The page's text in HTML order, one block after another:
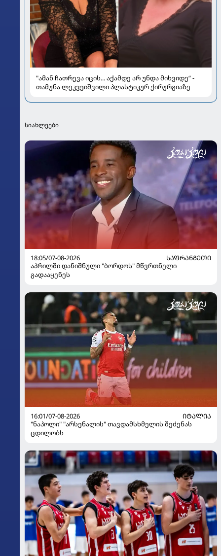
"ამან ჩათრევა იცის... აქამდე არ უნდა მიხვიდე“ -
თამუნა ლეკვეიშვილი პლასტიკურ ქირურგიაზე
სიახლეები
18:05/07-08-2026
ᲡᲐᲤᲠᲐᲜᲒᲔᲗᲘ
აპრილში დანიშნული "ბორდოს" მწვრთნელი
გადააყენეს
16:01/07-08-2026
ᲘᲢᲐᲚᲘᲐ
"ნაპოლი" "არსენალის" თავდამსხმელის შეძენას
ცდილობს